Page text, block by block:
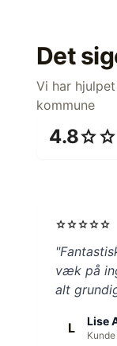
Det
Vi har
kommune
4.8starstar
starstarstarstarstar
væk på
alt
L Lise